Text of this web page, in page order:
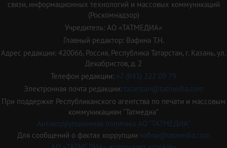
связи, информационных технологий и массовых коммуникаций
(Роскомнадзор)
Учредитель: АО «ТАТМЕДИА»
Главный редактор: Вафина Т.Н.
Адрес редакции: 420066, Россия, Республика Татарстан, г. Казань, ул.
Декабристов, д. 2
Телефон редакции: +7 (843) 222 09 79
Электронная почта редакции: tatarstan@tatmedia.com
При поддержке Республиканского агентства по печати и массовым
коммуникациям "Татмедиа"
Антикоррупционная политика АО "ТАТМЕДИА"
Для сообщений о фактах коррупции vafina@tatmedia.com